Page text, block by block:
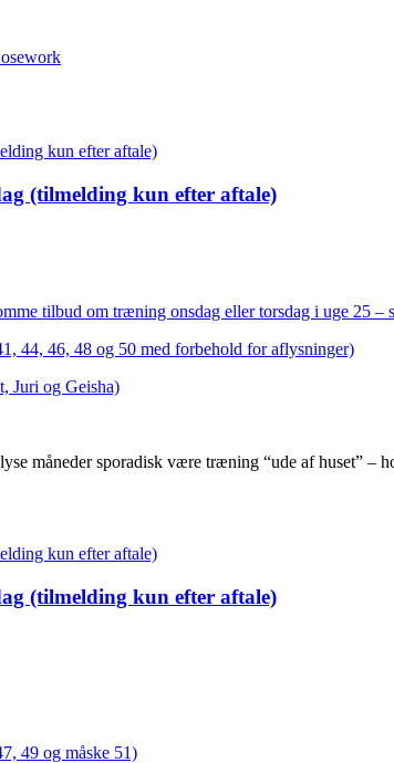
(tilmelding kun efter aftale)
tilbud om træning onsdag eller torsdag i uge 25 –
44, 46, 48 og 50 med forbehold for aflysninger)
Juri og Geisha)
måneder sporadisk være træning “ude af huset” –
(tilmelding kun efter aftale)
49 og måske 51)